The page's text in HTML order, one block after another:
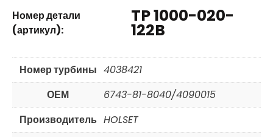
Номер детали
(артикул):
TP 1000-020-
122B
Номер турбины 4038421
ОЕМ
6743-81-8040/4090015
Производитель HOLSET